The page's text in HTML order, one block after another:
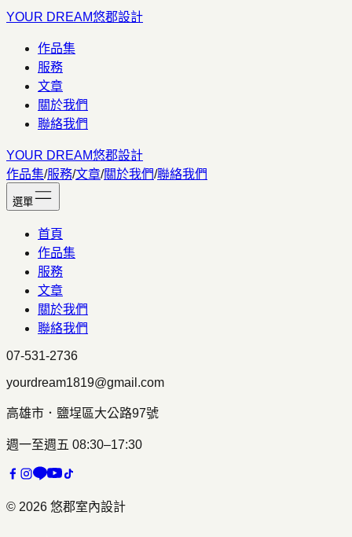
YOUR DREAM悠郡設計
作品集
服務
文章
關於我們
聯絡我們
YOUR DREAM悠郡設計
作品集/服務/文章/關於我們/聯絡我們
選單
首頁
作品集
服務
文章
關於我們
聯絡我們
07-531-2736
yourdream1819@gmail.com
高雄市 ． 鹽埕區大公路97號
週一至週五 08:30–17:30
© 2026 悠郡室內設計